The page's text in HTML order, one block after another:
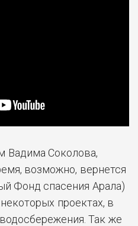
Вадима Соколова,
возможно, вернется
Фонд спасения Арала)
проектах, в
Так же